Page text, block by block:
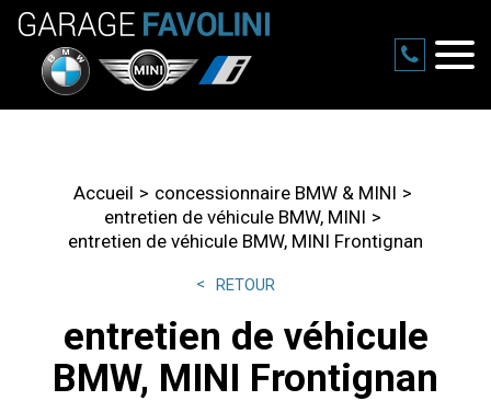
Accueil
concessionnaire BMW & MINI
entretien de véhicule BMW, MINI
entretien de véhicule BMW, MINI Frontignan
RETOUR
entretien de véhicule
BMW, MINI Frontignan